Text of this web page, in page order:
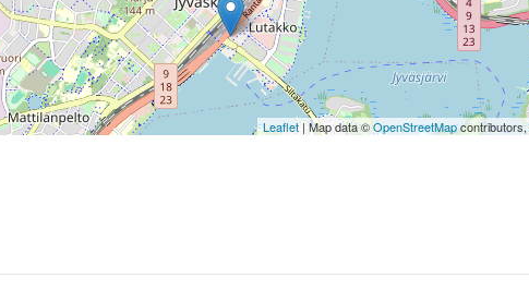
Leaflet| Map data ©OpenStreetMapcontributors,